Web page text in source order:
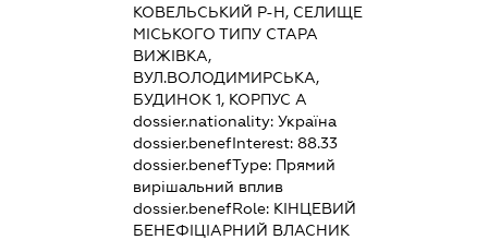
КОВЕЛЬСЬКИЙ Р-Н, СЕЛИЩЕ
МІСЬКОГО ТИПУ СТАРА
ВИЖІВКА,
ВУЛ.ВОЛОДИМИРСЬКА,
БУДИНОК 1, КОРПУС А
dossier.nationality: Україна
dossier.benefInterest: 88.33
dossier.benefType: Прямий
вирішальний вплив
dossier.benefRole: КІНЦЕВИЙ
БЕНЕФІЦІАРНИЙ ВЛАСНИК